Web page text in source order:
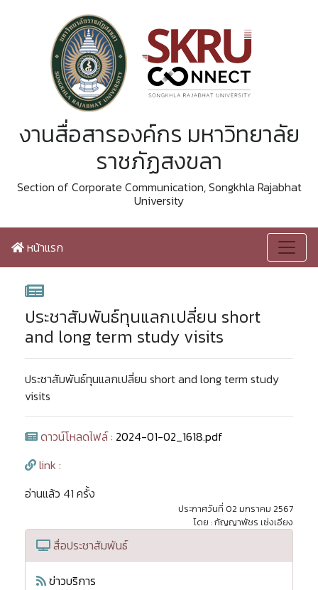
งานสื่อสารองค์กร มหาวิทยาลัย
ราชภัฏสงขลา
Section of Corporate Communication, Songkhla Rajabhat
University
หน้าแรก
ประชาสัมพันธ์ทุนแลกเปลี่ยน short
and long term study visits
ประชาสัมพันธ์ทุนแลกเปลี่ยน short and long term study
visits
ดาวน์โหลดไฟล์ : 2024-01-02_1618.pdf
link :
อ่านแล้ว 41 ครั้ง
ประกาศวันที่ 02 มกราคม 2567
โดย : กัญญาพัชร เซ่งเอียง
สื่อประชาสัมพันธ์
ข่าวบริการ